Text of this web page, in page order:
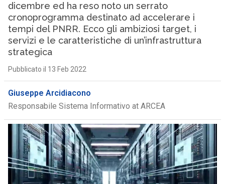
dicembre ed ha reso noto un serrato
cronoprogramma destinato ad accelerare i
tempi del PNRR. Ecco gli ambiziosi target, i
servizi e le caratteristiche di un’infrastruttura
strategica
Pubblicato il 13 Feb 2022
Giuseppe Arcidiacono
Responsabile Sistema Informativo at ARCEA